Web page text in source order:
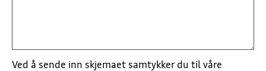
Ved å sende inn skjemaet samtykker du til våre